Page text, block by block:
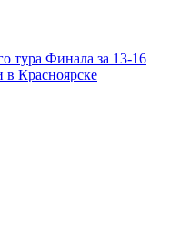
тура Финала за 13-16
Красноярске